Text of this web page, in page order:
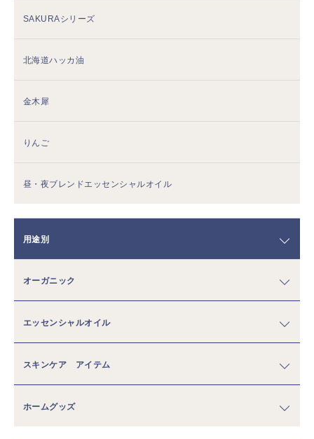
SAKURAシリーズ
北海道ハッカ油
金木犀
りんご
昼・夜ブレンドエッセンシャルオイル
用途別
オーガニック
エッセンシャルオイル
スキンケア アイテム
ホームグッズ